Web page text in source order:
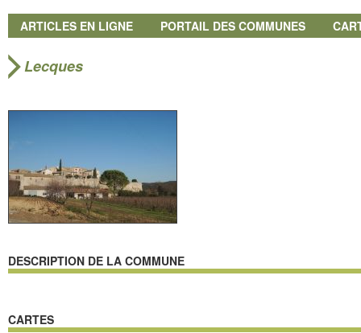
ARTICLES EN LIGNE PORTAIL DES COMMUNES
Lecques
DESCRIPTION DE LA COMMUNE
CARTES